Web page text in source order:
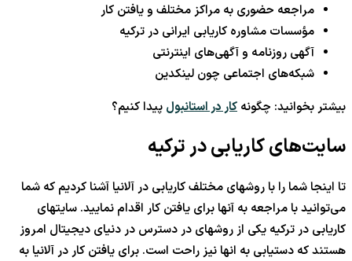
مراجعه حضوری به مراکز مختلف و یافتن کار
مؤسسات مشاوره کاریابی ایرانی در ترکیه
آگهی روزنامه و آگهی‌های اینترنتی
شبکه‌های اجتماعی چون لینکدین
بیشتر بخوانید: چگونه کار در استانبول پیدا کنیم؟
سایت‌های کاریابی در ترکیه
تا اینجا شما را با روشهای مختلف کاریابی در آلانیا آشنا کردیم که شما
می‌توانید با مراجعه به آنها برای یافتن کار اقدام نمایید. سایتهای
کاریابی در ترکیه یکی از روشهای در دسترس در دنیای دیجیتال امروز
هستند که دستیابی به انها نیز راحت است. برای یافتن کار در آلانیا به